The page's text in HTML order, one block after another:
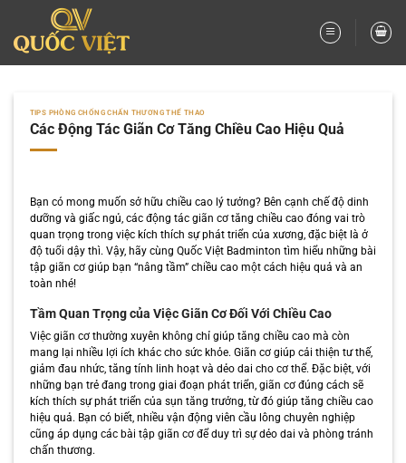
nội
dung
TIPS PHÒNG CHỐNG CHẤN THƯƠNG THỂ THAO
Các Động Tác Giãn Cơ Tăng Chiều Cao Hiệu Quả
Bạn có mong muốn sở hữu chiều cao lý tưởng? Bên cạnh chế độ dinh
dưỡng và giấc ngủ, các động tác giãn cơ tăng chiều cao đóng vai trò
quan trọng trong việc kích thích sự phát triển của xương, đặc biệt là ở
độ tuổi dậy thì. Vậy, hãy cùng Quốc Việt Badminton tìm hiểu những bài
tập giãn cơ giúp bạn “nâng tầm” chiều cao một cách hiệu quả và an
toàn nhé!
Tầm Quan Trọng của Việc Giãn Cơ Đối Với Chiều Cao
Việc giãn cơ thường xuyên không chỉ giúp tăng chiều cao mà còn
mang lại nhiều lợi ích khác cho sức khỏe. Giãn cơ giúp cải thiện tư thế,
giảm đau nhức, tăng tính linh hoạt và dẻo dai cho cơ thể. Đặc biệt, với
những bạn trẻ đang trong giai đoạn phát triển, giãn cơ đúng cách sẽ
kích thích sự phát triển của sụn tăng trưởng, từ đó giúp tăng chiều cao
hiệu quả. Bạn có biết, nhiều vận động viên cầu lông chuyên nghiệp
cũng áp dụng các bài tập giãn cơ để duy trì sự dẻo dai và phòng tránh
chấn thương.